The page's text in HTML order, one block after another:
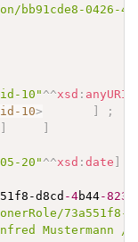
bb91cde8-0426-
10"^^xsd : anyURI
10>
;
20"^^xsd :date
d8cd -4b44-823
73a551f8-
Mustermann /